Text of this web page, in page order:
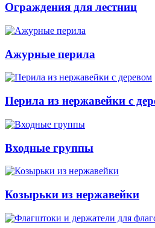
Ограждения для лестниц
Ажурные перила
Перила из нержавейки с
Входные группы
Козырьки из нержавейки